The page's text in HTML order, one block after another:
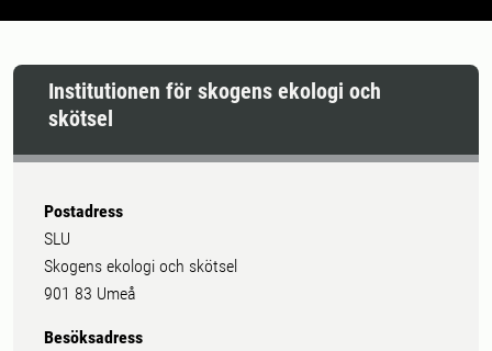
Institutionen för skogens ekologi och
skötsel
Postadress
SLU
Skogens ekologi och skötsel
901 83 Umeå
Besöksadress